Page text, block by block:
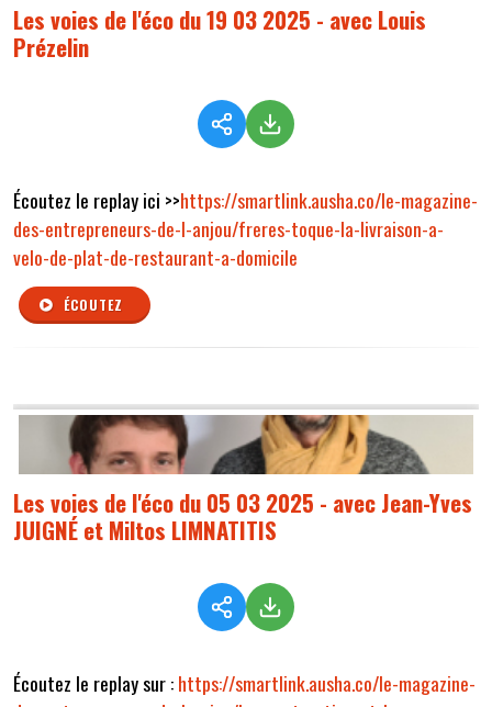
Les voies de l'éco du 19 03 2025 - avec Louis
Prézelin
Écoutez le replay ici >>https://smartlink.ausha.co/le-magazine-
des-entrepreneurs-de-l-anjou/freres-toque-la-livraison-a-
velo-de-plat-de-restaurant-a-domicile
ÉCOUTEZ
Les voies de l'éco du 05 03 2025 - avec Jean-Yves
JUIGNÉ et Miltos LIMNATITIS
Écoutez le replay sur :https://smartlink.ausha.co/le-magazine-